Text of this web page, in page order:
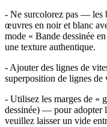
- Ne surcolorez pas — les
œuvres en noir et blanc
mode « Bande dessinée
une texture authentique.
- Ajouter des lignes de
superposition de lignes de
- Utilisez les marges de «
dessinée) — pour adopter
veuillez laisser un vide